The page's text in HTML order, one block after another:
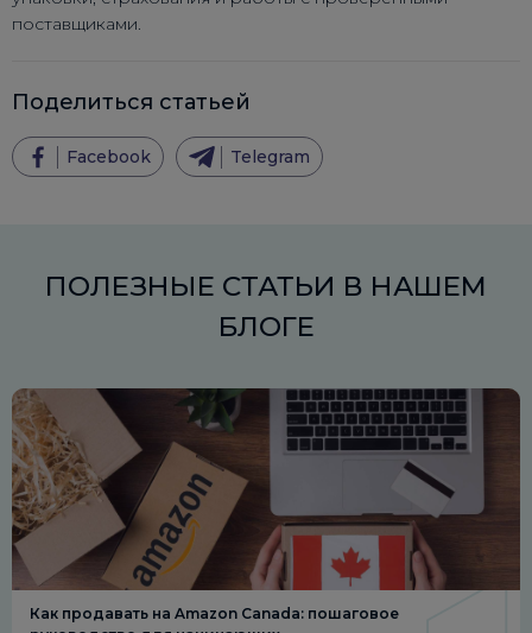
поставщиками.
Поделиться статьей
Facebook Telegram
ПОЛЕЗНЫЕ СТАТЬИ В НАШЕМ
БЛОГЕ
Как продавать на Amazon Canada: пошаговое